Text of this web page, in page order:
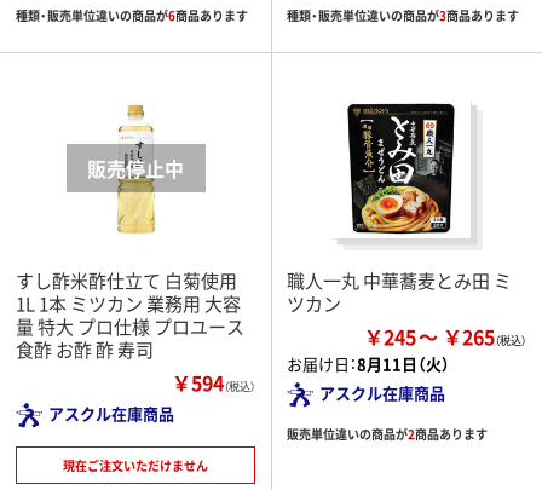
種類・販売単位違いの商品が6商品あります 種類・販売単位違いの商品が3商品あります
すし酢米酢仕立て 白菊使用
1L 1本 ミツカン 業務用 大容
量 特大 プロ仕様 プロユース
食酢 お酢 酢 寿司
￥594（税込）
アスクル在庫商品
現在ご注文いただけません
職人一丸 中華蕎麦とみ田 ミ
ツカン
￥245 ￥265
お届け日：8月11日（火）
アスクル在庫商品
販売単位違いの商品が2商品あります